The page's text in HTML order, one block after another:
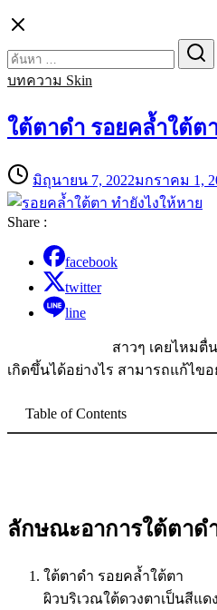
for:
บทความ Skin
ใต้ตาดำ รอยคล้ำใต้ต
มิถุนายน 7, 2022มกราคม 1,
Share :
facebook
twitter
line
สาวๆ เคยไหมตื่นมาตอนเช้า
เกิดขึ้นได้อย่างไร สามารถแก้ไข
Table of Contents
ลักษณะอาการใต้ตาด
ใต้ตาดำ รอยคล้ำใต้ตา
ผิวบริเวณใต้ดวงตาเป็นสีแ